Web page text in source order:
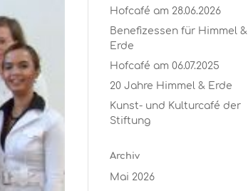
Hofcafé am 28.06.2026
Benefizessen für Himmel &
Erde
Hofcafé am 06.07.2025
20 Jahre Himmel & Erde
Kunst- und Kulturcafé der
Stiftung
Archiv
Mai 2026